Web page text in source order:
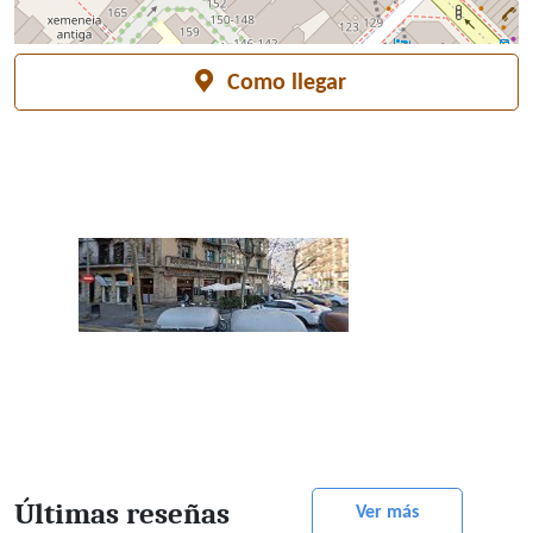
Como llegar
Últimas reseñas Ver más